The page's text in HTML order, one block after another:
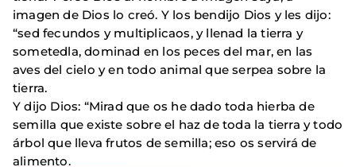
imagen de Dios lo creó. Y los bendijo Dios y les dijo:
“sed fecundos y multiplicaos, y llenad la tierra y
sometedla, dominad en los peces del mar, en las
aves del cielo y en todo animal que serpea sobre la
tierra.
Y dijo Dios: “Mirad que os he dado toda hierba de
semilla que existe sobre el haz de toda la tierra y todo
árbol que lleva frutos de semilla; eso os servirá de
alimento.